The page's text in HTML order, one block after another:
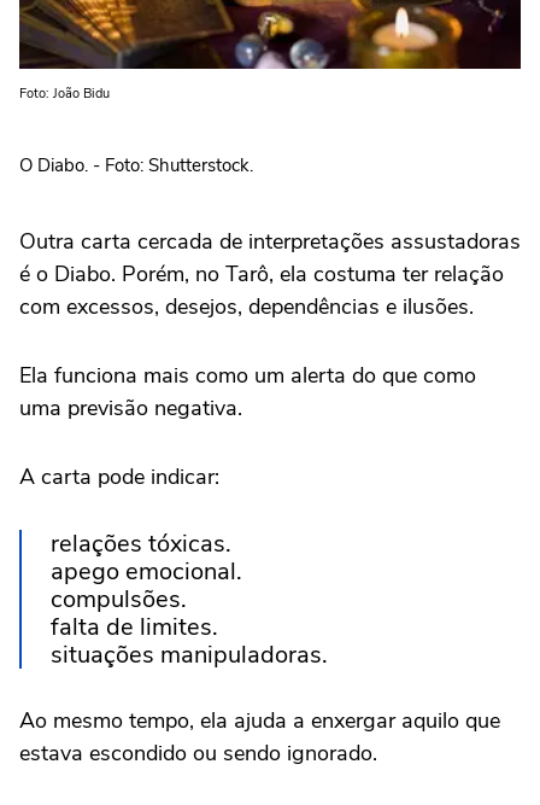
Foto: João Bidu
O Diabo. - Foto: Shutterstock.
Outra carta cercada de interpretações assustadoras
é o Diabo. Porém, no Tarô, ela costuma ter relação
com excessos, desejos, dependências e ilusões.
Ela funciona mais como um alerta do que como
uma previsão negativa.
A carta pode indicar:
relações tóxicas.
apego emocional.
compulsões.
falta de limites.
situações manipuladoras.
Ao mesmo tempo, ela ajuda a enxergar aquilo que
estava escondido ou sendo ignorado.